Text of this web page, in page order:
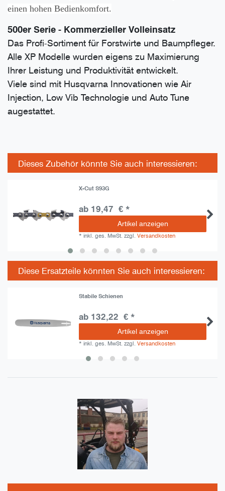
einen hohen Bedienkomfort.
500er Serie - Kommerzieller Volleinsatz
Das Profi-Sortiment für Forstwirte und Baumpfleger.
Alle XP Modelle wurden eigens zu Maximierung
Ihrer Leistung und Produktivität entwickelt.
Viele sind mit Husqvarna Innovationen wie Air
Injection, Low Vib Technologie und Auto Tune
augestattet.
Dieses Zubehör könnte Sie auch interessieren:
X-Cut S93G
ab 19,47 € *
Artikel anzeigen
*inkl. ges. MwSt. zzgl.Versandkosten
Diese Ersatzteile könnten Sie auch interessieren:
Stabile Schienen
ab 132,22 € *
Artikel anzeigen
*inkl. ges. MwSt. zzgl.Versandkosten